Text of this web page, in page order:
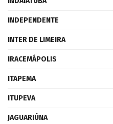
INDEPENDENTE
INTER DE LIMEIRA
IRACEMÁPOLIS
ITAPEMA
ITUPEVA
JAGUARIÚNA